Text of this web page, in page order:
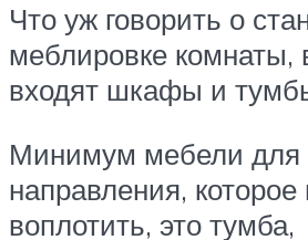
Что уж говорить о
меблировке комнаты,
входят шкафы и
Минимум мебели для
направления,
воплотить, это тумба,